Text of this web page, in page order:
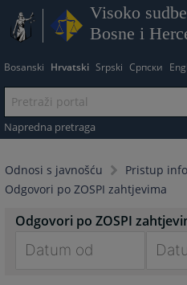
Visoko
Bosne i
Bosanski Hrvatski Srpski Српски
Napredna pretraga
Odnosi s javnošću
Pristup
Odgovori po ZOSPI zahtjevima
Odgovori po ZOSPI